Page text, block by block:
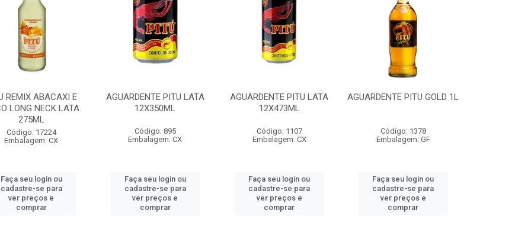
REMIX ABACAXI E
LONG NECK LATA
275ML
Código: 17224
Embalagem: CX
Faça seu login ou
cadastre-se para
ver preços e
comprar
AGUARDENTE PITU LATA
12X350ML
Código: 895
Embalagem: CX
Faça seu login ou
cadastre-se para
ver preços e
comprar
AGUARDENTE PITU LATA
12X473ML
Código: 1107
Embalagem: CX
Faça seu login ou
cadastre-se para
ver preços e
comprar
AGUARDENTE PITU GOLD 1L
Código: 1378
Embalagem: GF
Faça seu login ou
cadastre-se para
ver preços e
comprar